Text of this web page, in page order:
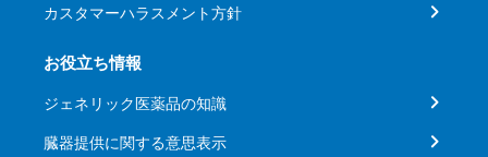
カスタマーハラスメント方針
お役立ち情報
ジェネリック医薬品の知識
臓器提供に関する意思表示